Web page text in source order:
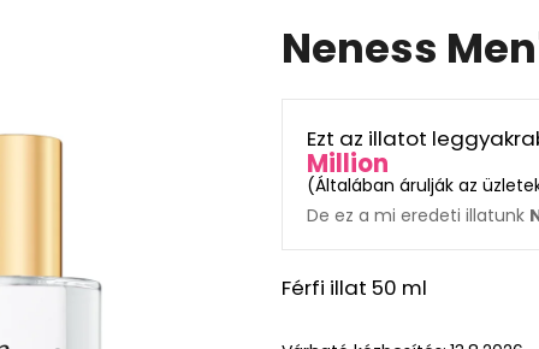
átlagos
értékelése
ből
csillag.
Neness
Ezt az illatot
Million
(Általában árulják az
De ez a mi eredeti illatunk
Férfi illat 50 ml
KERESÉS